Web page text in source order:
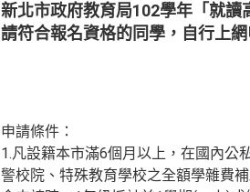
新北市政府教育局102學年「就讀
請符合報名資格的同學，自行上網
申請條件：
1.凡設籍本市滿6個月以上，在國內公
警校院、特殊教育學校之全額學雜費